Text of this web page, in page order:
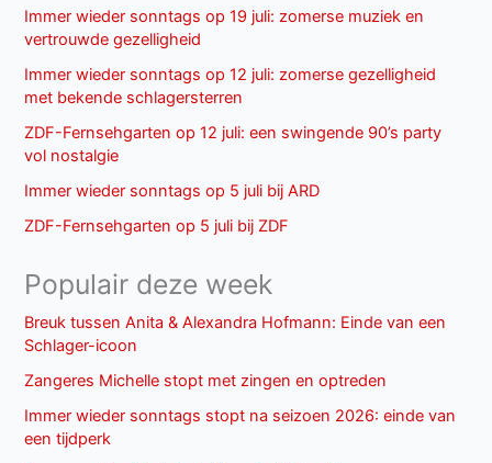
Immer wieder sonntags op 19 juli: zomerse muziek en
vertrouwde gezelligheid
Immer wieder sonntags op 12 juli: zomerse gezelligheid
met bekende schlagersterren
ZDF-Fernsehgarten op 12 juli: een swingende 90’s party
vol nostalgie
Immer wieder sonntags op 5 juli bij ARD
ZDF-Fernsehgarten op 5 juli bij ZDF
Populair deze week
Breuk tussen Anita & Alexandra Hofmann: Einde van een
Schlager-icoon
Zangeres Michelle stopt met zingen en optreden
Immer wieder sonntags stopt na seizoen 2026: einde van
een tijdperk